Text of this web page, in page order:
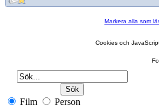
Markera alla som
Cookies och
Film Person